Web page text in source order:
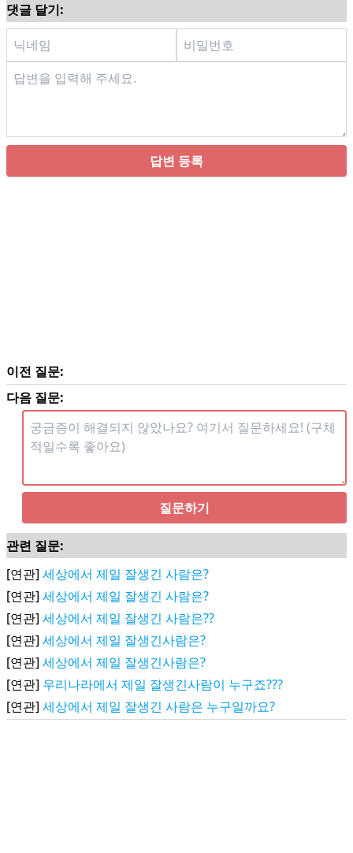
댓글 달기:
답변 등록
이전 질문:
다음 질문:
질문하기
관련 질문:
[연관] 세상에서 제일 잘생긴 사람은?
[연관] 세상에서 제일 잘생긴 사람은?
[연관] 세상에서 제일 잘생긴 사람은??
[연관] 세상에서 제일 잘생긴사람은?
[연관] 세상에서 제일 잘생긴사람은?
[연관] 우리나라에서 제일 잘생긴사람이 누구죠???
[연관] 세상에서 제일 잘생긴 사람은 누구일까요?